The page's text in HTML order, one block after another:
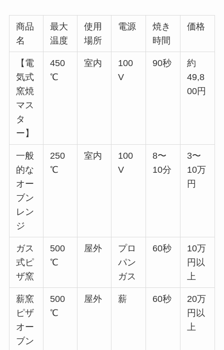
商品
名
最大
温度
使用
場所
電源
焼き
時間
価格
【電
気式
窯焼
マス
タ
ー】
450
℃
室内
100
V
90秒
約
49,8
00円
一般
的な
オー
ブン
レン
ジ
250
℃
室内
100
V
8〜
10分
3〜
10万
円
ガス
式ピ
ザ窯
500
℃
屋外
プロ
パン
ガス
60秒
10万
円以
上
薪窯
ピザ
オー
ブン
500
℃
屋外 薪 60秒
20万
円以
上